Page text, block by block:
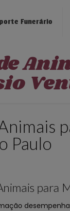
Funerário
Paulo
para